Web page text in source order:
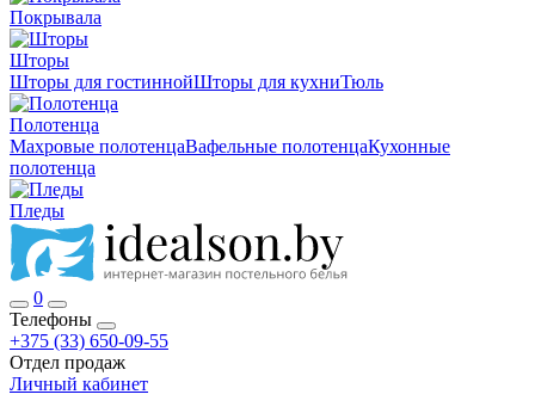
Покрывала
Шторы
Шторы для гостиннойШторы для кухниТюль
Полотенца
Махровые полотенцаВафельные полотенцаКухонные
полотенца
Пледы
0
Телефоны
+375 (33) 650-09-55
Отдел продаж
Личный кабинет